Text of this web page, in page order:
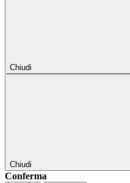
Chiudi
Chiudi
Conferma